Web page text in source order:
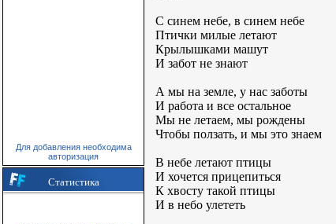
Для добавления необходима
авторизация
Статистика
С синем небе, в синем небе
Птички милые летают
Крылышками машут
И забот не знают
А мы на земле, у нас заботы
И работа и все остальное
Мы не летаем, мы рождены
Чтобы ползать, и мы это знаем
В небе летают птицы
И хочется прицепиться
К хвосту такой птицы
И в небо улететь